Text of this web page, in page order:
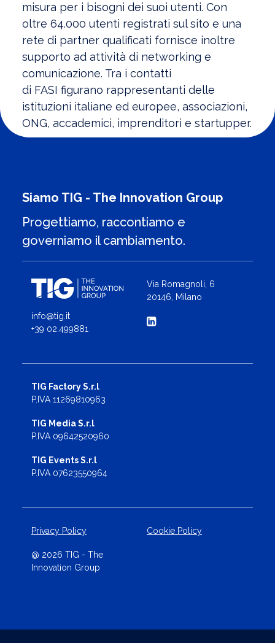
misura per i bisogni dei suoi utenti. Con
oltre 64.000 utenti registrati sul sito e una
rete di partner qualificati fornisce inoltre
supporto ad attività di networking e
comunicazione. Tra i contatti
di FASI figurano rappresentanti delle
istituzioni italiane ed europee, associazioni,
ONG, accademici, imprenditori e startupper.
Siamo TIG - The Innovation Group
Progettiamo, raccontiamo e
governiamo il cambiamento.
info@tig.it
+39 02.499881
Via Romagnoli, 6
20146, Milano
TIG Factory S.r.l
P.IVA 11269810963
TIG Media S.r.l
P.IVA 09642520960
TIG Events S.r.l
P.IVA 07623550964
Privacy Policy Cookie Policy
@ 2026 TIG - The
Innovation Group